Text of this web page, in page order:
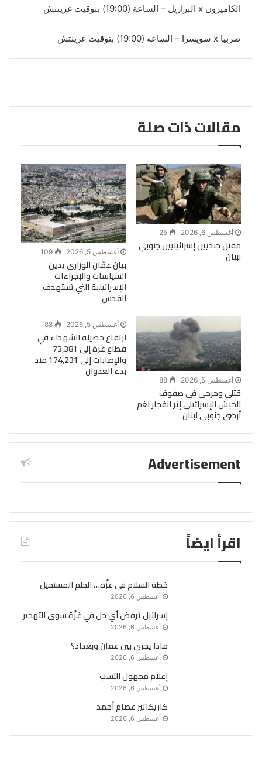
الكاميرون x البرازيل – الساعة (19:00) بتوقيت غرينتش
صربيا x سويسرا – الساعة (19:00) بتوقيت غرينتش
مقالات ذات صلة
أغسطس 6, 2026 25
مقتل جنديين إسرائيليين جنوبي
لبنان أغسطس 5, 2026 109
بيان عمّان الوزاري يدين
السياسات والإجراءات
الإسرائيلية التي تستهدف
القدس
أغسطس 5, 2026 88
قتلى وجرحى فى صفوف
الجيش الإسرائيلى إثر انفجار لغم
أرضى جنوبى لبنان
أغسطس 5, 2026 88
ارتفاع حصيلة الشهداء في
قطاع غزة إلى 73,381
والإصابات إلى 174,231 منذ
بدء العدوان
Advertisement
اقرأ ايضاً
خطة السلام في غزّة… الحلم المستحيل
أغسطس 6, 2026
إسرائيل ترفض أي حل في غزّة سوى التهجير
أغسطس 6, 2026
ماذا يجري بين عمان وبغداد؟
أغسطس 6, 2026
إعلام مجهول النسب
أغسطس 6, 2026
كاريكاتير عصام أحمد
أغسطس 6, 2026